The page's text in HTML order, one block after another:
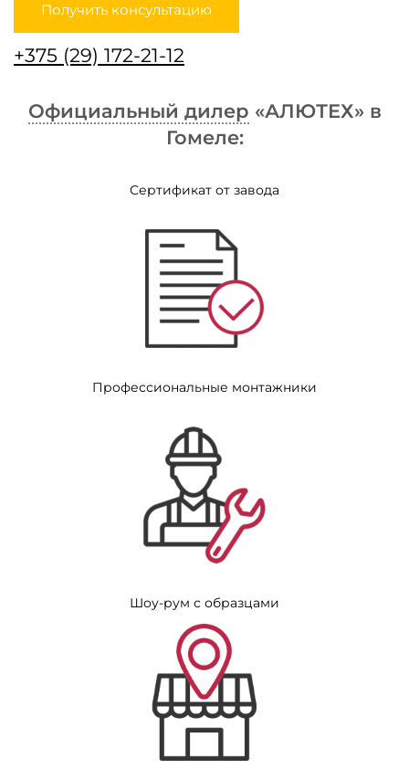
Получить консультацию
+375 (29) 172-21-12
Официальный дилер «АЛЮТЕХ» в
Гомеле:
Сертификат от завода
Профессиональные монтажники
Шоу-рум с образцами